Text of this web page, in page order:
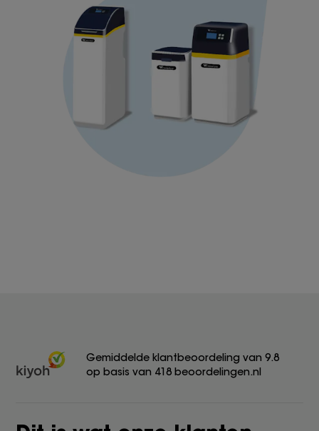
Gemiddelde klantbeoordeling van 9.8
op basis van 418 beoordelingen.nl